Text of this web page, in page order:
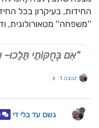
החידות, בעיקרון בכל
''משפחה'' מטאורולוגית,
"אִם בְּחֻקּוֹתַי תֵּלֵכוּ-
תגובה 1
גשם עד בלי די